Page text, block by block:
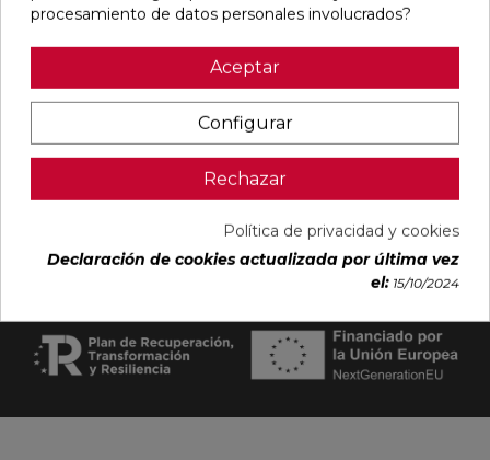
Visítanos keyboard_arrow_down
© 2026. Ferrolan. Todos los derechos reservados.
procesamiento de datos personales involucrados?
Aceptar
Configurar
Rechazar
Política de privacidad y cookies
Declaración de cookies actualizada por última vez
el: 15/10/2024